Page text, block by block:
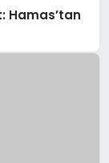
Hamas’tan